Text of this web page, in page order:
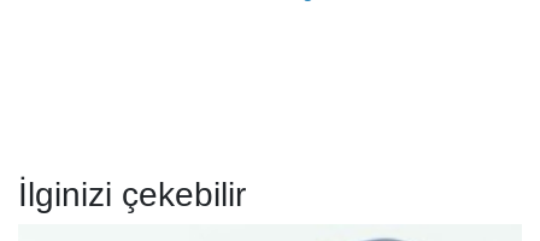
İlginizi çekebilir